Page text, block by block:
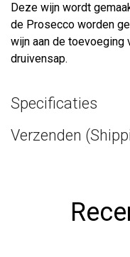
Deze wijn wordt
de Prosecco worden
wijn aan de toevoeging
druivensap.
Specificaties
Verzenden